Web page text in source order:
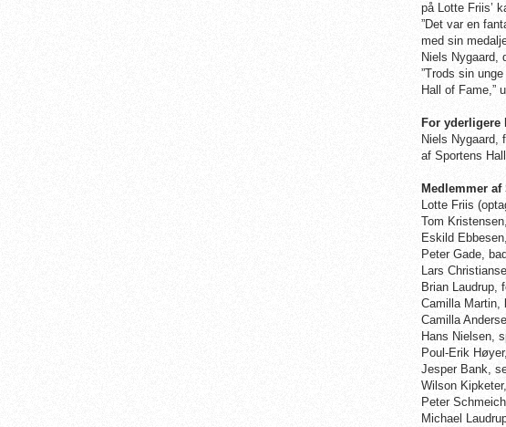
på Lotte Friis’
”Det var en
med sin
Niels Nygaard,
”Trods sin
Hall of Fame,”
For yderligere
Niels Nygaard,
af Sportens
Medlemmer
Lotte Friis
Tom
Eskild
Peter Gade,
Lars
Brian Laudrup,
Camilla Martin,
Camilla
Hans Nielsen,
Poul-Erik
Jesper Bank,
Wilson
Peter
Michael